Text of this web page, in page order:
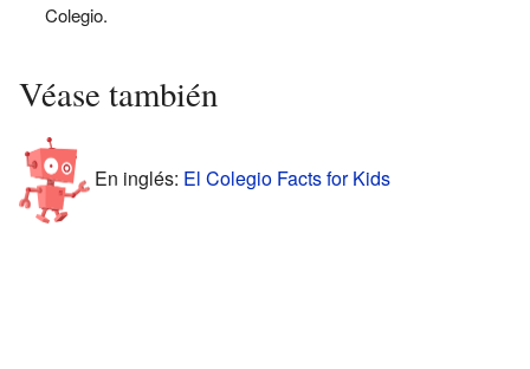
Colegio.
Véase también
En inglés: El Colegio Facts for Kids